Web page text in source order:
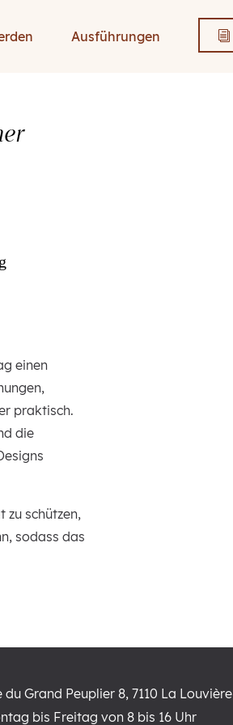
Ausführungen i
einen
praktisch.
die
zu schützen,
sodass das
du Grand Peuplier 8, 7110 La Louvière
bis Freitag von 8 bis 16 Uhr